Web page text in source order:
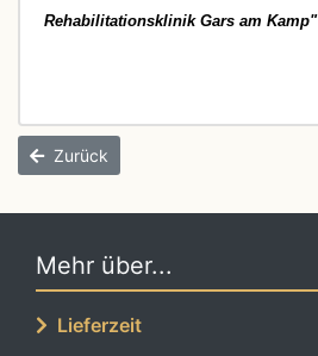
Rehabilitationsklinik Gars am Kamp"
Zurück
Mehr über...
Lieferzeit